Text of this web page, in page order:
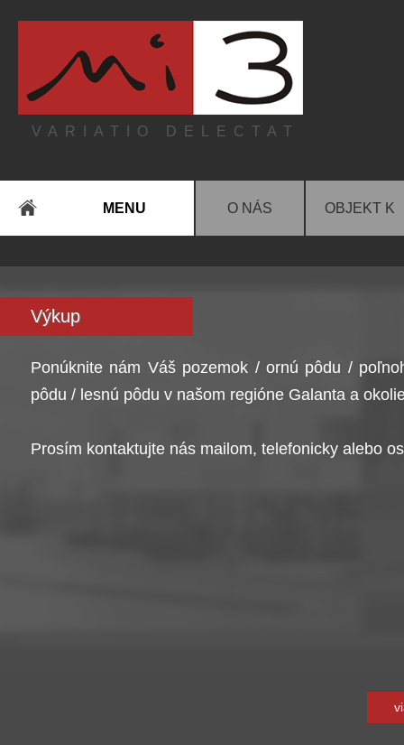
VARIATIO DELECTAT
MENU O NÁS OBJEKT K
Výkup
Ponúknite nám Váš pozemok / ornú pôdu /
pôdu / lesnú pôdu v našom regióne Galanta a
Prosím kontaktujte nás mailom, telefonicky alebo